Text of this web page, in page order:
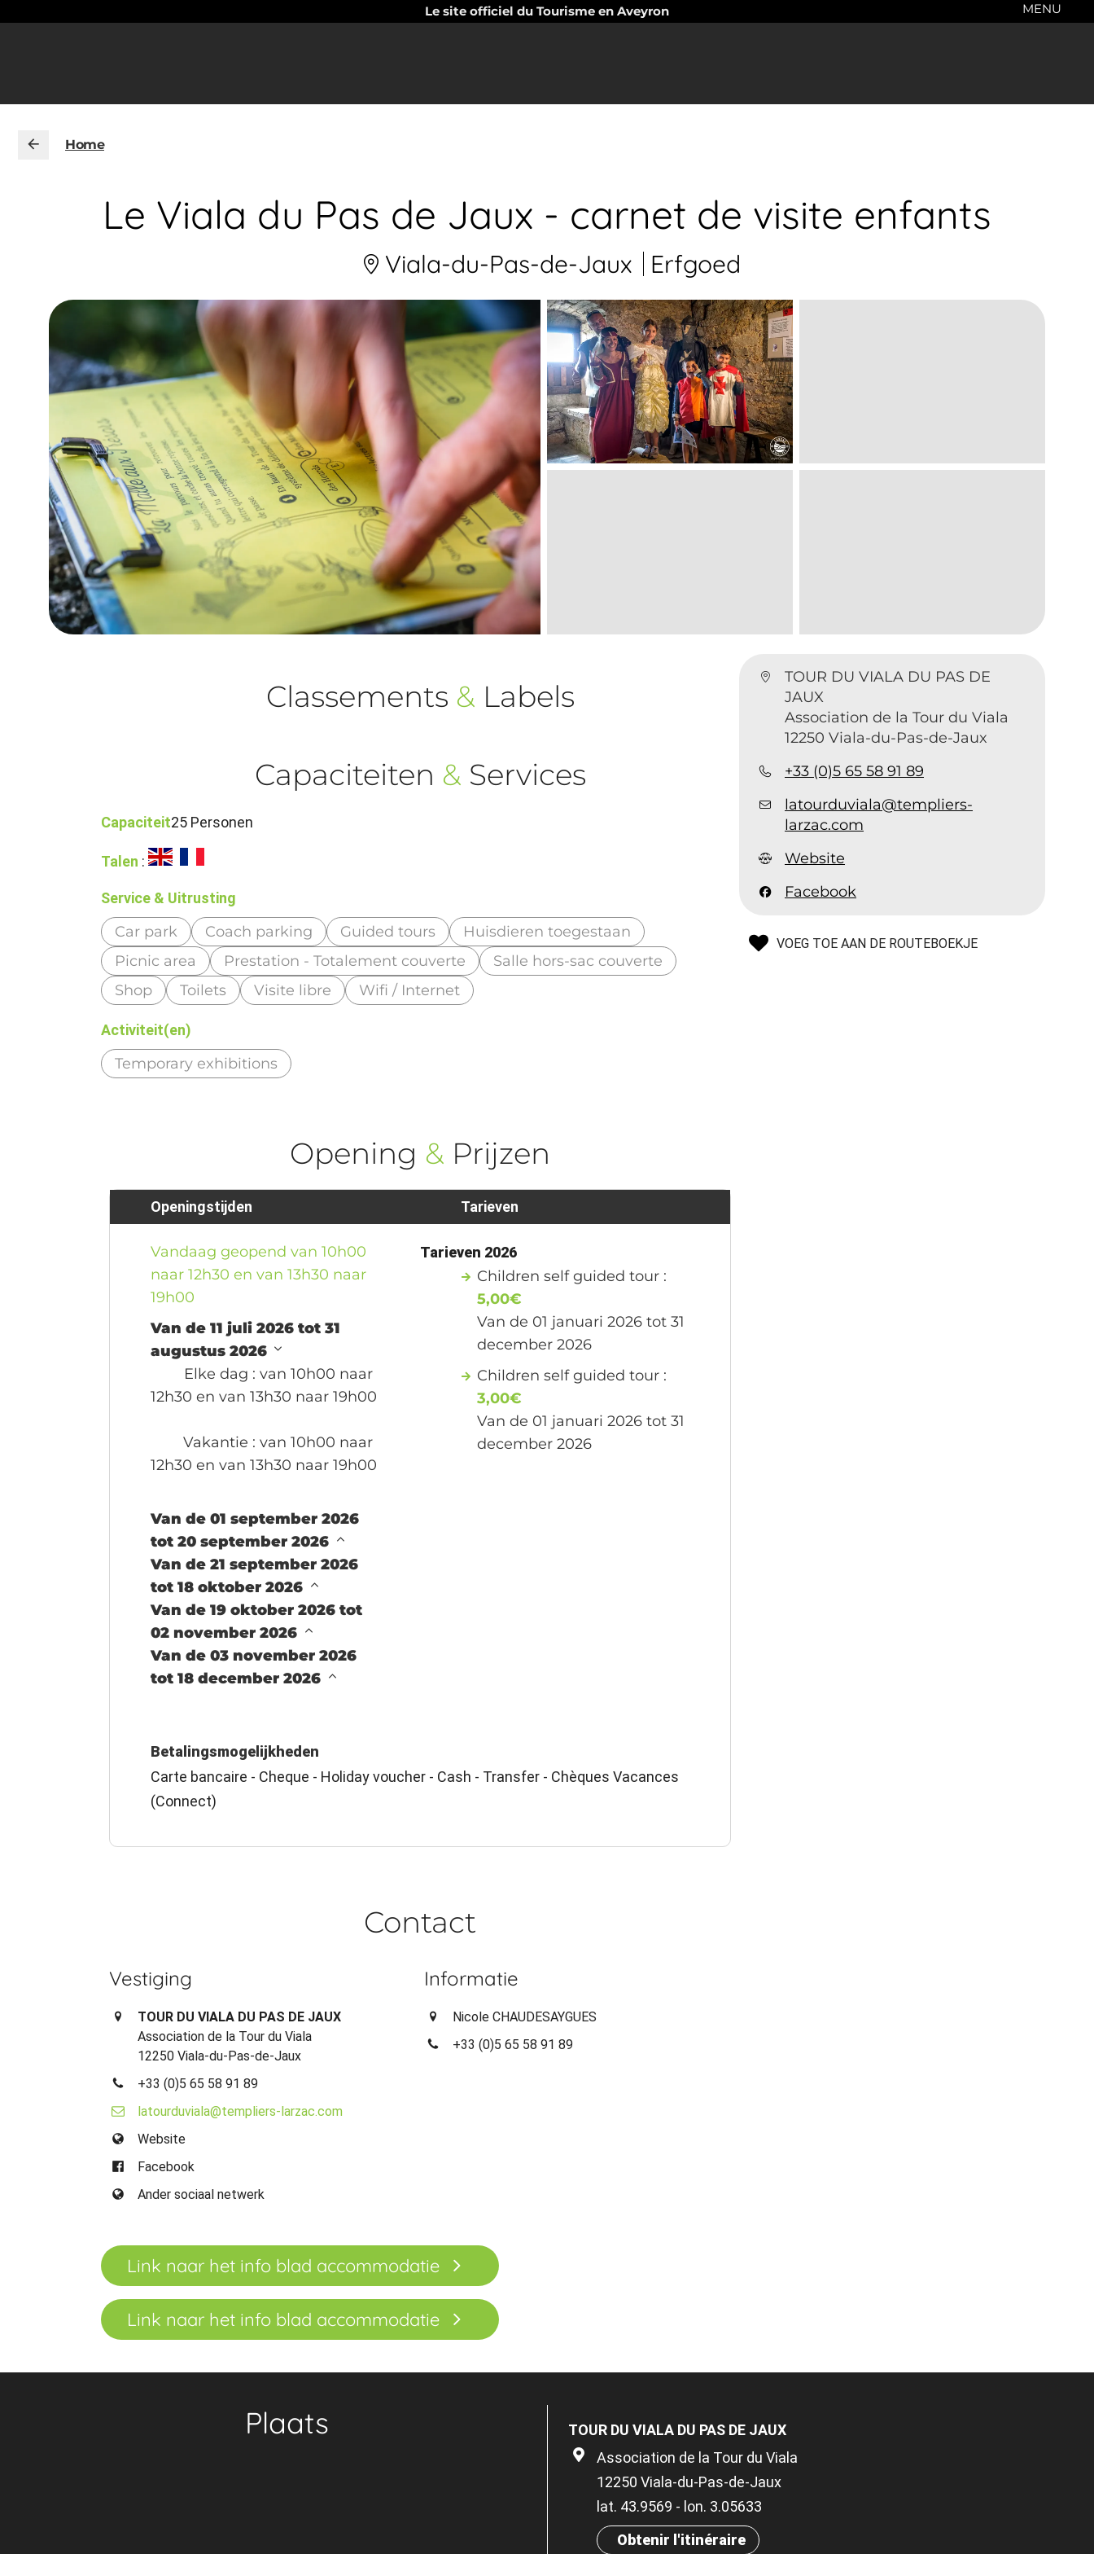
Le site officiel du Tourisme en Aveyron MENU
Home
Le Viala du Pas de Jaux - carnet de visite enfants
Viala-du-Pas-de-Jaux Erfgoed
TOUR DU VIALA DU PAS DE
JAUX
Association de la Tour du Viala
12250 Viala-du-Pas-de-Jaux
+33 (0)5 65 58 91 89
latourduviala@templiers-
larzac.com
Website
Facebook
VOEG TOE AAN DE ROUTEBOEKJE
Classements & Labels
Capaciteiten & Services
Capaciteit25 Personen
Talen :
Service & Uitrusting
Car park Coach parking Guided tours
Huisdieren toegestaan
Picnic area
Prestation - Totalement couverte
Salle hors-sac couverte
Shop
Toilets Visite libre Wifi / Internet
Activiteit(en)
Temporary exhibitions
Opening & Prijzen
Openingstijden
Vandaag geopend van 10h00
naar 12h30 en van 13h30 naar
19h00
Van de 11 juli 2026 tot 31
augustus 2026
Elke dag : van 10h00 naar
12h30 en van 13h30 naar 19h00
Vakantie : van 10h00 naar
12h30 en van 13h30 naar 19h00
Van de 01 september 2026
tot 20 september 2026
Van de 21 september 2026
tot 18 oktober 2026
Van de 19 oktober 2026 tot
02 november 2026
Van de 03 november 2026
tot 18 december 2026
Tarieven
Tarieven 2026
Children self guided tour :
5,00€
Van de 01 januari 2026 tot 31
december 2026
Children self guided tour :
3,00€
Van de 01 januari 2026 tot 31
december 2026
Betalingsmogelijkheden
Carte bancaire - Cheque - Holiday voucher - Cash - Transfer - Chèques Vacances
(Connect)
Contact
Vestiging
TOUR DU VIALA DU PAS DE JAUX
Association de la Tour du Viala
12250 Viala-du-Pas-de-Jaux
+33 (0)5 65 58 91 89
latourduviala@templiers-larzac.com
Website
Facebook
Ander sociaal netwerk
Informatie
Nicole CHAUDESAYGUES
+33 (0)5 65 58 91 89
Link naar het info blad accommodatie
Link naar het info blad accommodatie
Plaats
TOUR DU VIALA DU PAS DE JAUX
Association de la Tour du Viala
12250 Viala-du-Pas-de-Jaux
lat. 43.9569 - lon. 3.05633
Obtenir l'itinéraire